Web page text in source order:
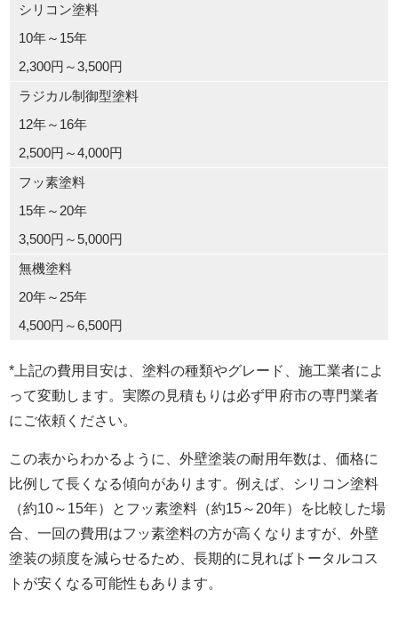
シリコン塗料
10年～15年
2,300円～3,500円
ラジカル制御型塗料
12年～16年
2,500円～4,000円
フッ素塗料
15年～20年
3,500円～5,000円
無機塗料
20年～25年
4,500円～6,500円
*上記の費用目安は、塗料の種類やグレード、施工業者によ
って変動します。実際の見積もりは必ず甲府市の専門業者
にご依頼ください。
この表からわかるように、外壁塗装の耐用年数は、価格に
比例して長くなる傾向があります。例えば、シリコン塗料
（約10～15年）とフッ素塗料（約15～20年）を比較した場
合、一回の費用はフッ素塗料の方が高くなりますが、外壁
塗装の頻度を減らせるため、長期的に見ればトータルコス
トが安くなる可能性もあります。